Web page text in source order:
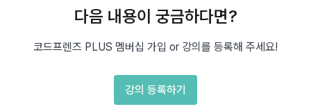
나타내는 지표입니다.
R² = 1 -
= 1 −
MSE
다음 내용이 궁금하다면?
코드프렌즈 PLUS 멤버십 가입 or 강의를 등록해 주세요!
강의 등록하기